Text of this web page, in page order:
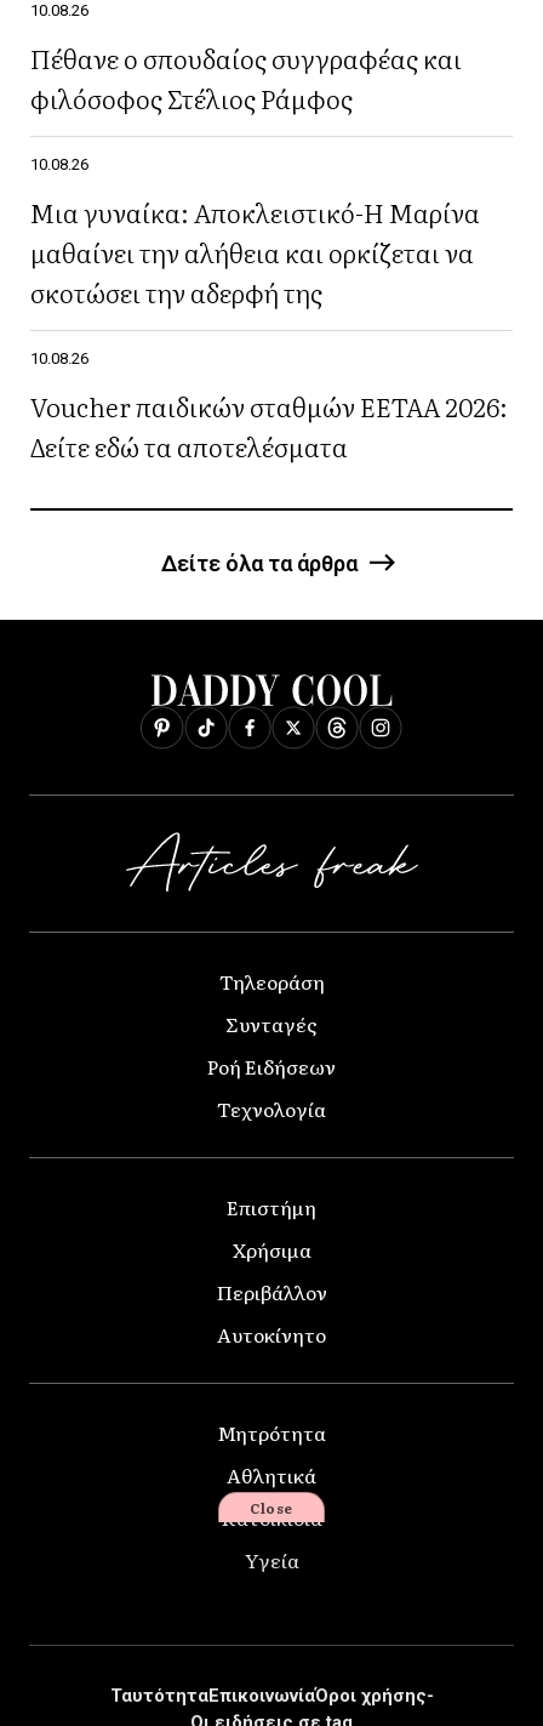
10.08.26
Πέθανε ο σπουδαίος συγγραφέας και
φιλόσοφος Στέλιος Ράμφος
10.08.26
Μια γυναίκα: Αποκλειστικό-Η Μαρίνα
μαθαίνει την αλήθεια και ορκίζεται να
σκοτώσει την αδερφή της
10.08.26
Voucher παιδικών σταθμών ΕΕΤΑΑ 2026:
Δείτε εδώ τα αποτελέσματα
Δείτε όλα τα άρθρα
Τηλεοράση
Συνταγές
Ροή Ειδήσεων
Τεχνολογία
Επιστήμη
Χρήσιμα
Περιβάλλον
Αυτοκίνητο
Μητρότητα
Αθλητικά
Κατοικίδια
Υγεία
ΤαυτότηταΕπικοινωνίαΌροι χρήσης-
Close